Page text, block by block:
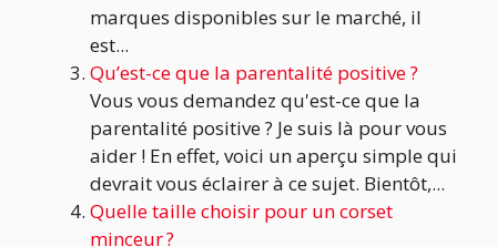
marques disponibles sur le marché, il
est...
Qu’est-ce que la parentalité positive ?
Vous vous demandez qu'est-ce que la
parentalité positive ? Je suis là pour vous
aider ! En effet, voici un aperçu simple qui
devrait vous éclairer à ce sujet. Bientôt,...
Quelle taille choisir pour un corset
minceur ?